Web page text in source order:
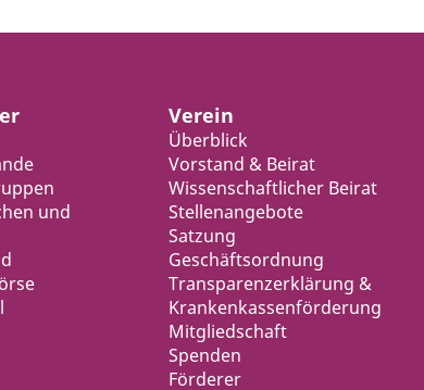
und
Verein
Überblick
Vorstand & Beirat
Wissenschaftlicher Beirat
Stellenangebote
Satzung
Geschäftsordnung
Transparenzerklärung &
Krankenkassenförderung
Mitgliedschaft
Spenden
Förderer